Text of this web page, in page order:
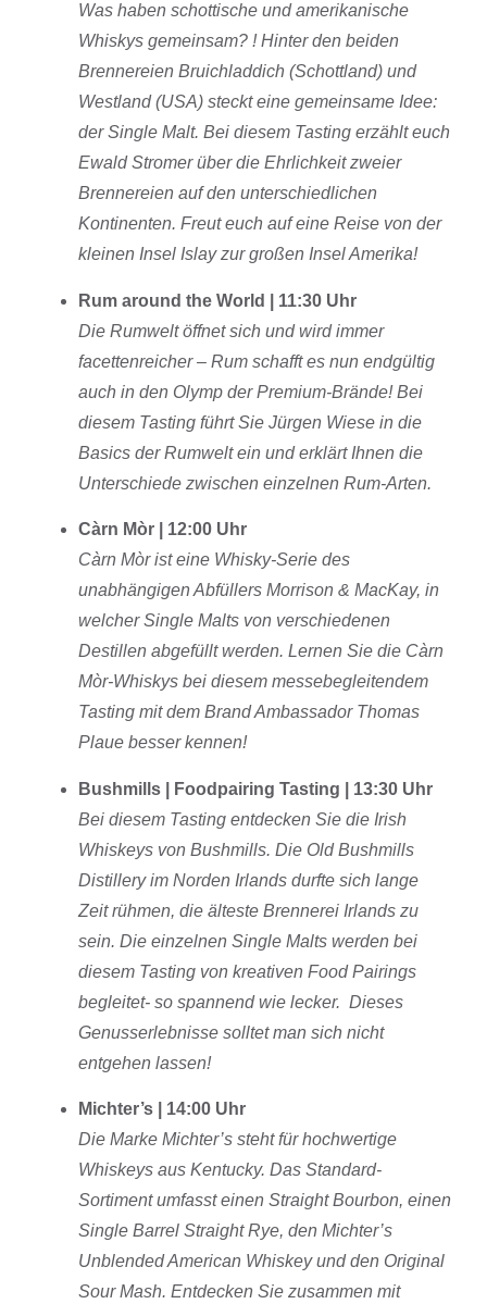
Was haben schottische und amerikanische
Whiskys gemeinsam? ! Hinter den beiden
Brennereien Bruichladdich (Schottland) und
Westland (USA) steckt eine gemeinsame Idee:
der Single Malt.Bei diesem Tasting erzählt euch
Ewald Stromer über die Ehrlichkeit zweier
Brennereien auf den unterschiedlichen
Kontinenten. Freut euch auf eine Reise von der
kleinen Insel Islay zur großen Insel Amerika!
Rum around the World | 11:30 Uhr
Die Rumwelt öffnet sich und wird immer
facettenreicher – Rum schafft es nun endgültig
auch in den Olymp der Premium-Brände! Bei
diesem Tasting führt Sie Jürgen Wiese in die
Basics der Rumwelt ein und erklärt Ihnen die
Unterschiede zwischen einzelnen Rum-Arten.
Càrn Mòr | 12:00 Uhr
Càrn Mòr ist eine Whisky-Serie des
unabhängigen Abfüllers Morrison & MacKay, in
welcher Single Malts von verschiedenen
Destillen abgefüllt werden. Lernen Sie die Càrn
Mòr-Whiskys bei diesem messebegleitendem
Tasting mit dem Brand Ambassador Thomas
Plaue besser kennen!
Bushmills | Foodpairing Tasting | 13:30 Uhr
Bei diesem Tasting entdecken Sie die Irish
Whiskeys von Bushmills. Die Old Bushmills
Distillery im Norden Irlands durfte sich lange
Zeit rühmen, die älteste Brennerei Irlands zu
sein. Die einzelnen Single Malts werden bei
diesem Tasting von kreativen Food Pairings
begleitet- so spannend wie lecker. Dieses
Genusserlebnisse solltet man sich nicht
entgehen lassen!
Michter’s | 14:00 Uhr
Die Marke Michter’s steht für hochwertige
Whiskeys aus Kentucky. Das Standard-
Sortiment umfasst einen Straight Bourbon, einen
Single Barrel Straight Rye, den Michter’s
Unblended American Whiskey und den Original
Sour Mash. Entdecken Sie zusammen mit